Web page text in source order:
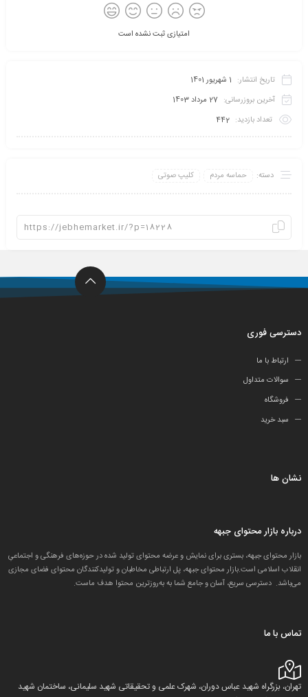
امتیازی ثبت نشده است
تاریخ انتشار: 1 شهریور 1401
آخرین بروزرسانی: 27 مرداد 1403
تعداد بازدید: 442
دسته: حماسه مردم کلیپ صوتی
دسترسی فوری
ارتباط با ما
سوالات متداول
فروشگاه
سبد خرید
نشان ها
درباره بازار محتوای جبهه
بازار محتوای جبهه، بستری برای نمایش و عرضه محتوای تولید شده در حوزه‌های فرهنگی و اجتماعیِ
انقلاب اسلامی است.بازار محتوای جبهه، پل ارتباطی مخاطبان و تولید‌کنندگان محتوای فضای مجازی
می‌باشد. دسترسی سریع، آسان و جامع شما به به‌روزترین محتوا هدف ماست.
تماس با ما
تهران، بزرگراه شهید عباس دوران، شهرک علمی و تحقیقاتی شهید سلیمانی، ساختمان شهید